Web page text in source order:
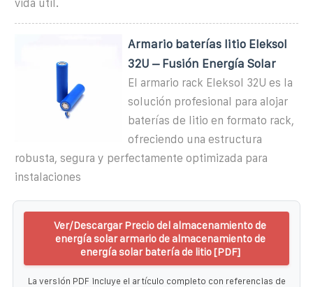
vida útil.
Armario baterías litio Eleksol
32U – Fusión Energía Solar
El armario rack Eleksol 32U es la
solución profesional para alojar
baterías de litio en formato rack,
ofreciendo una estructura
robusta, segura y perfectamente optimizada para
instalaciones
Ver/Descargar Precio del almacenamiento de
energía solar armario de almacenamiento de
energía solar batería de litio [PDF]
La versión PDF incluye el artículo completo con referencias de